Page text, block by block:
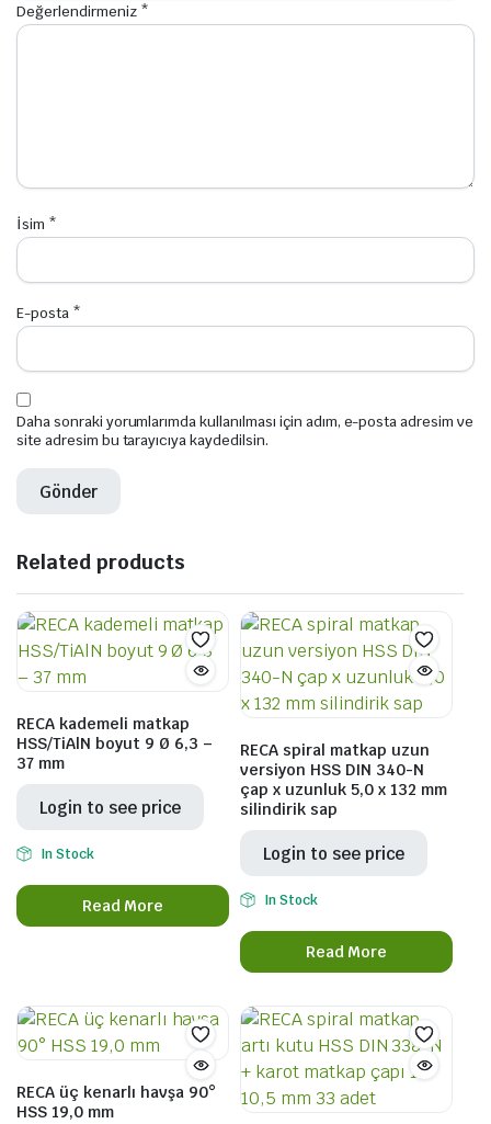
Değerlendirmeniz *
İsim *
E-posta *
Daha sonraki yorumlarımda kullanılması için adım, e-posta adresim ve
site adresim bu tarayıcıya kaydedilsin.
Related products
RECA kademeli matkap
HSS/TiAlN boyut 9 Ø 6,3 –
37 mm
Login to see price
In Stock
Read More
RECA spiral matkap uzun
versiyon HSS DIN 340-N
çap x uzunluk 5,0 x 132 mm
silindirik sap
Login to see price
In Stock
Read More
RECA üç kenarlı havşa 90°
HSS 19,0 mm